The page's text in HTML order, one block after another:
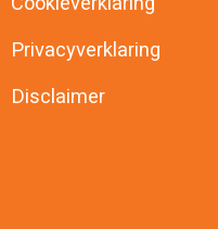
Privacyverklaring
Disclaimer